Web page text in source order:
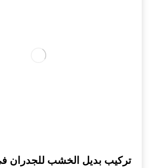
تركيب بديل الخشب للجدران